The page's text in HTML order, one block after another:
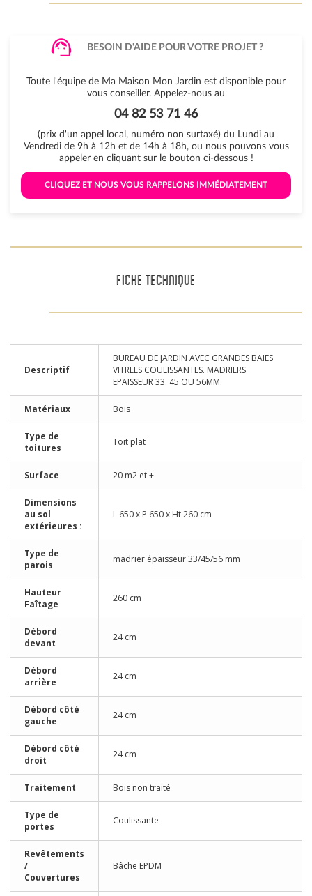
BESOIN D'AIDE POUR VOTRE PROJET ?
Toute l'équipe de Ma Maison Mon Jardin est disponible pour
vous conseiller. Appelez-nous au
04 82 53 71 46
(prix d'un appel local, numéro non surtaxé) du Lundi au
Vendredi de 9h à 12h et de 14h à 18h, ou nous pouvons vous
appeler en cliquant sur le bouton ci-dessous !
CLIQUEZ ET NOUS VOUS RAPPELONS IMMÉDIATEMENT
FICHE TECHNIQUE
Descriptif
BUREAU DE JARDIN AVEC GRANDES BAIES
VITREES COULISSANTES. MADRIERS
EPAISSEUR 33. 45 OU 56MM.
Matériaux Bois
Type de
toitures
Toit plat
Surface 20 m2 et +
Dimensions
au sol
extérieures :
L 650 x P 650 x Ht 260 cm
Type de
parois
madrier épaisseur 33/45/56 mm
Hauteur
Faîtage
260 cm
Débord
devant
24 cm
Débord
arrière
24 cm
Débord côté
gauche
24 cm
Débord côté
droit
24 cm
Traitement Bois non traité
Type de
portes
Coulissante
Revêtements
/
Couvertures
Bâche EPDM